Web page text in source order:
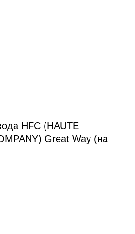
HFC (HAUTE
Great Way (на